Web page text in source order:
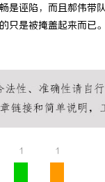
是诬陷，而且郝伟
只是被掩盖起来而已
1 1